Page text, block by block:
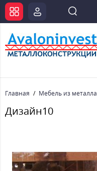
Главная Мебель из металла
Дизайн10